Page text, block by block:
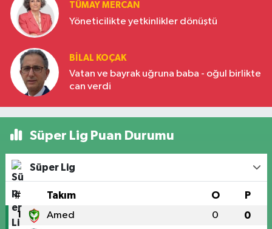
TÜMAY MERCAN
Yöneticilikte yetkinlikler dönüştü
BILAL KOÇAK
Vatan ve bayrak uğruna baba - oğul birlikte
can verdi
Süper Lig Puan Durumu
Süper Lig
# Takım O P
1 Amed 0 0